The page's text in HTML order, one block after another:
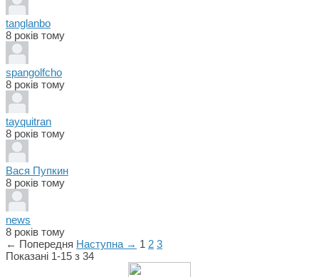
tanglanbo
8 років тому
spangolfcho
8 років тому
tayquitran
8 років тому
Вася Пупкин
8 років тому
news
8 років тому
← Попередня Наступна → 1 2 3
Показані 1-15 з 34